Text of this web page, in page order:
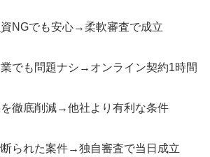
NGでも安心→柔軟審査で成立
でも問題ナシ→オンライン契約1時間
徹底削減→他社より有利な条件
られた案件→独自審査で当日成立